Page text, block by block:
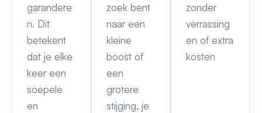
garandere
n. Dit
betekent
dat je elke
keer een
soepele
en
zoek bent
naar een
kleine
boost of
een
grotere
stijging, je
zonder
verrassing
en of extra
kosten